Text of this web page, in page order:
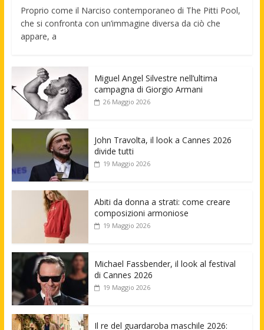
Proprio come il Narciso contemporaneo di The Pitti Pool,
che si confronta con un’immagine diversa da ciò che
appare, a
Miguel Angel Silvestre nell’ultima
campagna di Giorgio Armani
26 Maggio 2026
John Travolta, il look a Cannes 2026
divide tutti
19 Maggio 2026
Abiti da donna a strati: come creare
composizioni armoniose
19 Maggio 2026
Michael Fassbender, il look al festival
di Cannes 2026
19 Maggio 2026
Il re del guardaroba maschile 2026: